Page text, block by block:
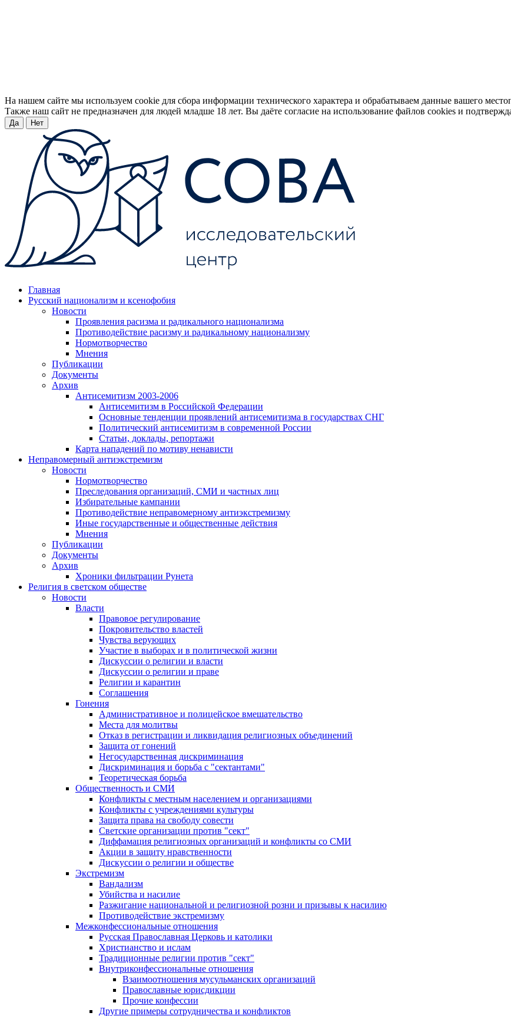
На нашем сайте мы используем cookie для сбора информации технического характера и обрабатываем данные вашего
Также наш сайт не предназначен для людей младше 18 лет. Вы даёте согласие на использование файлов cookies и
Да Нет
Главная
Русский национализм и ксенофобия
Новости
Проявления расизма и радикального национализма
Противодействие расизму и радикальному национализму
Нормотворчество
Мнения
Публикации
Документы
Архив
Антисемитизм 2003-2006
Антисемитизм в Российской Федерации
Основные тенденции проявлений антисемитизма в государствах СНГ
Политический антисемитизм в современной России
Статьи, доклады, репортажи
Карта нападений по мотиву ненависти
Неправомерный антиэкстремизм
Новости
Нормотворчество
Преследования организаций, СМИ и частных лиц
Избирательные кампании
Противодействие неправомерному антиэкстремизму
Иные государственные и общественные действия
Мнения
Публикации
Документы
Архив
Хроники фильтрации Рунета
Религия в светском обществе
Новости
Власти
Правовое регулирование
Покровительство властей
Чувства верующих
Участие в выборах и в политической жизни
Дискуссии о религии и власти
Дискуссии о религии и праве
Религии и карантин
Соглашения
Гонения
Административное и полицейское вмешательство
Места для молитвы
Отказ в регистрации и ликвидация религиозных объединений
Защита от гонений
Негосударственная дискриминация
Дискриминация и борьба с "сектантами"
Теоретическая борьба
Общественность и СМИ
Конфликты с местным населением и организациями
Конфликты с учреждениями культуры
Защита права на свободу совести
Светские организации против "сект"
Диффамация религиозных организаций и конфликты со СМИ
Акции в защиту нравственности
Дискуссии о религии и обществе
Экстремизм
Вандализм
Убийства и насилие
Разжигание национальной и религиозной розни и призывы к насилию
Противодействие экстремизму
Межконфессиональные отношения
Русская Православная Церковь и католики
Христианство и ислам
Традиционные религии против "сект"
Внутриконфессиональные отношения
Взаимоотношения мусульманских организаций
Православные юрисдикции
Прочие конфессии
Другие примеры сотрудничества и конфликтов